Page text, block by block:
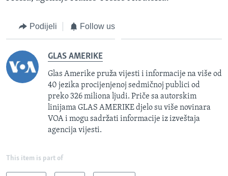
Podijeli Follow us
GLAS AMERIKE
Glas Amerike pruža vijesti i informacije na više od
40 jezika procijenjenoj sedmičnoj publici od
preko 326 miliona ljudi. Priče sa autorskim
linijama GLAS AMERIKE djelo su više novinara
VOA i mogu sadržati informacije iz izveštaja
agencija vijesti.
This item is part of